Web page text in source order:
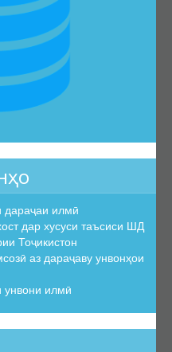
тақризшаванда
илмӣ
дар хусуси таъсиси ШД
Тоҷикистон
аз дараҷаву унвонҳои
илмӣ